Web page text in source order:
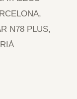
,
N78 PLUS,